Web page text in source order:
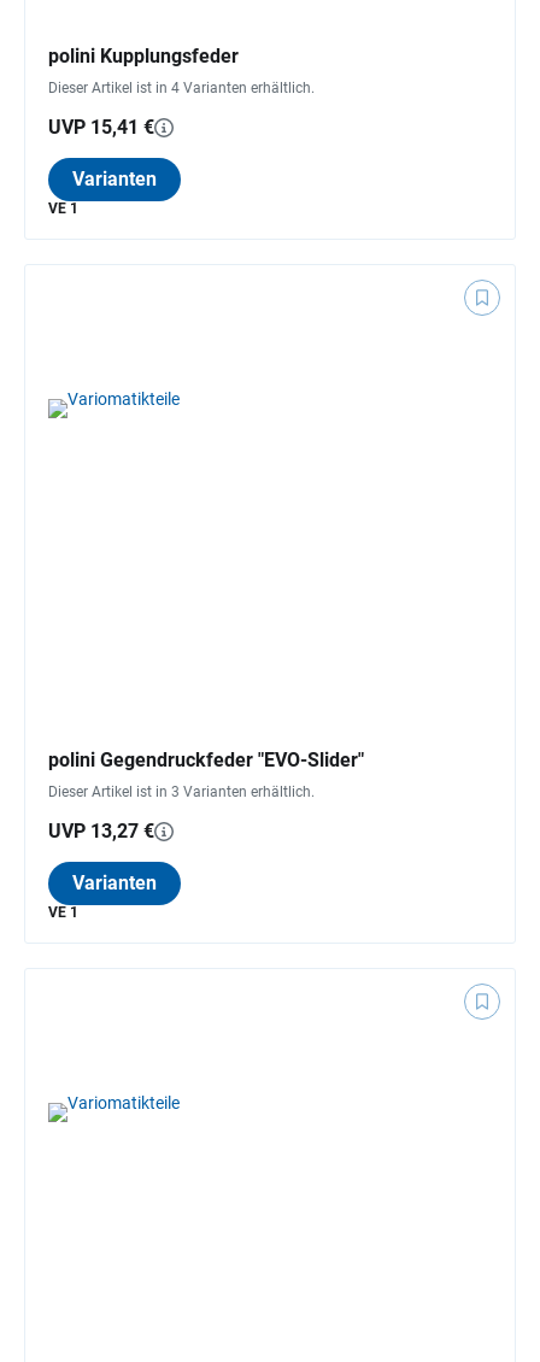
polini Kupplungsfeder
Dieser Artikel ist in 4 Varianten erhältlich.
UVP 15,41 €
Varianten
VE 1
polini Gegendruckfeder "EVO-Slider"
Dieser Artikel ist in 3 Varianten erhältlich.
UVP 13,27 €
Varianten
VE 1